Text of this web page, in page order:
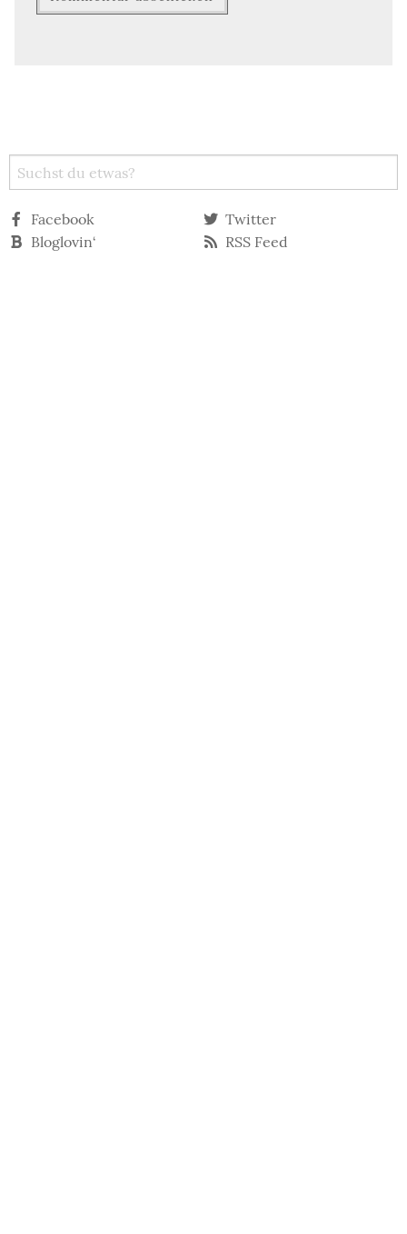
Facebook
Twitter
Bloglovin‘
RSS Feed